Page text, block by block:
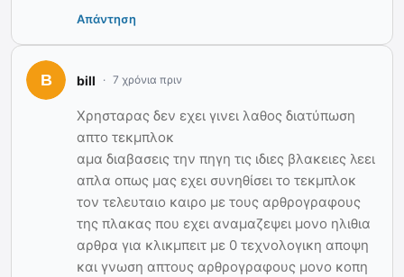
Απάντηση
bill 7 χρόνια πριν
Χρησταρας δεν εχει γινει λαθος διατύπωση
απτο τεκμπλοκ
αμα διαβασεις την πηγη τις ιδιες βλακειες λεει
απλα οπως μας εχει συνηθίσει το τεκμπλοκ
τον τελευταιο καιρο με τους αρθρογραφους
της πλακας που εχει αναμαζεψει μονο ηλιθια
αρθρα για κλικμπειτ με 0 τεχνολογικη αποψη
και γνωση απτους αρθρογραφους μονο κοπη